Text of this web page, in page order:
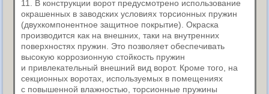
11. В конструкции ворот предусмотрено использование
окрашенных в заводских условиях торсионных пружин
(двухкомпонентное защитное покрытие). Окраска
производится как на внешних, таки на внутренних
поверхностях пружин. Это позволяет обеспечивать
высокую коррозионную стойкость пружин
и привлекательный внешний вид ворот. Кроме того, на
секционных воротах, используемых в помещениях
с повышенной влажностью, торсионные пружины